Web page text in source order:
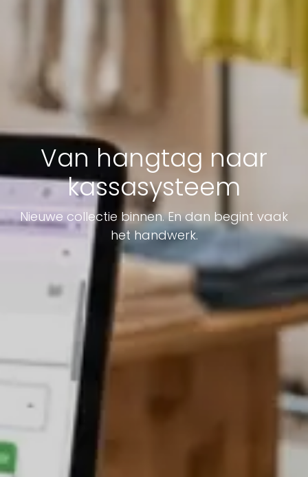
Van hangtag naar
kassasysteem
Nieuwe collectie binnen. En dan begint vaak
het handwerk.